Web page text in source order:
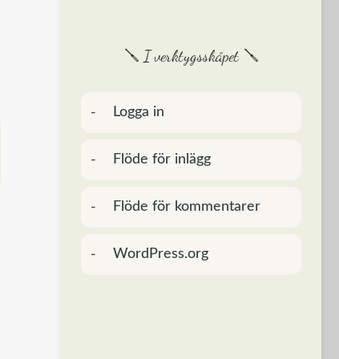
🪛 I verktygsskåpet 🪛
Logga in
Flöde för inlägg
Flöde för kommentarer
WordPress.org